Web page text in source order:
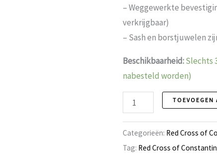
– Weggewerkte
verkrijgbaar)
– Sash en borstjuwelen
Beschikbaarheid:Slechts
nabesteld worden)
Collerette,
Red
Cross
of
TOEVOEGEN
Categorieën: Red Cross of
Tag: Red Cross of